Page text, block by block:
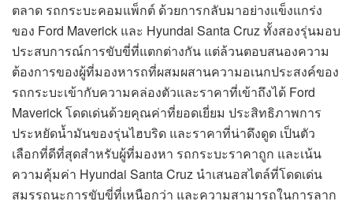
ตลาด รถกระบะคอมแพ็กต์ ด้วยการกลับมาอย่างแข็งแกร่ง
ของ Ford Maverick และ Hyundai Santa Cruz ทั้งสองรุ่นมอบ
ประสบการณ์การขับขี่ที่แตกต่างกัน แต่ล้วนตอบสนองความ
ต้องการของผู้ที่มองหารถที่ผสมผสานความอเนกประสงค์ของ
รถกระบะเข้ากับความคล่องตัวและราคาที่เข้าถึงได้ Ford
Maverick โดดเด่นด้วยคุณค่าที่ยอดเยี่ยม ประสิทธิภาพการ
ประหยัดน้ำมันของรุ่นไฮบริด และราคาที่น่าดึงดูด เป็นตัว
เลือกที่ดีที่สุดสำหรับผู้ที่มองหา รถกระบะราคาถูก และเน้น
ความคุ้มค่า Hyundai Santa Cruz นำเสนอสไตล์ที่โดดเด่น
สมรรถนะการขับขี่ที่เหนือกว่า และความสามารถในการลาก